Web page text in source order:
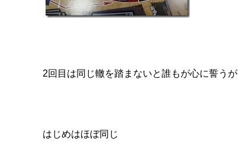
2回目は同じ轍を踏まないと誰もが心に誓うが
はじめはほぼ同じ